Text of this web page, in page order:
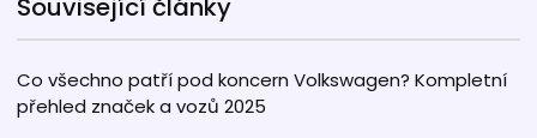
Související články
Co všechno patří pod koncern Volkswagen? Kompletní
přehled značek a vozů 2025